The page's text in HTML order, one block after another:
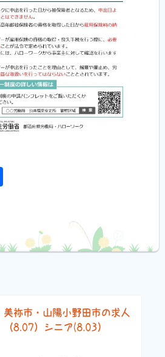
美祢市・山陽小野田市の求人
（8.07）シニア(8.03）